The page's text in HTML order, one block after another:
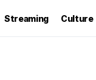
Streaming Culture